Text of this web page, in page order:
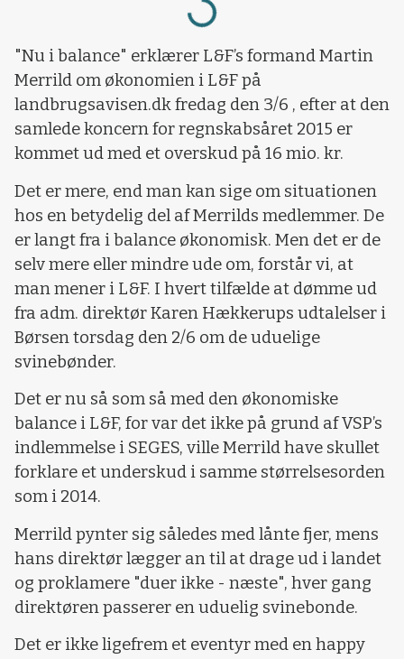
Loading...
"Nu i balance" erklærer L&F’s formand Martin
Merrild om økonomien i L&F på
landbrugsavisen.dk fredag den 3/6 , efter at den
samlede koncern for regnskabsåret 2015 er
kommet ud med et overskud på 16 mio. kr.
Det er mere, end man kan sige om situationen
hos en betydelig del af Merrilds medlemmer. De
er langt fra i balance økonomisk. Men det er de
selv mere eller mindre ude om, forstår vi, at
man mener i L&F. I hvert tilfælde at dømme ud
fra adm. direktør Karen Hækkerups udtalelser i
Børsen torsdag den 2/6 om de uduelige
svinebønder.
Det er nu så som så med den økonomiske
balance i L&F, for var det ikke på grund af VSP’s
indlemmelse i SEGES, ville Merrild have skullet
forklare et underskud i samme størrelsesorden
som i 2014.
Merrild pynter sig således med lånte fjer, mens
hans direktør lægger an til at drage ud i landet
og proklamere "duer ikke - næste", hver gang
direktøren passerer en uduelig svinebonde.
Det er ikke ligefrem et eventyr med en happy